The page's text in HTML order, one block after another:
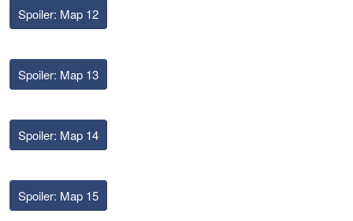
Spoiler: Map 12
Spoiler: Map 13
Spoiler: Map 14
Spoiler: Map 15